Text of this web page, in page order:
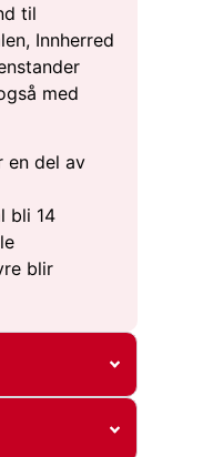
til
Innherred
med
en del av
bli 14
blir